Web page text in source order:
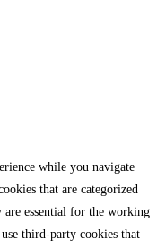
while you navigate
that are categorized
are essential for the working
third-party cookies that